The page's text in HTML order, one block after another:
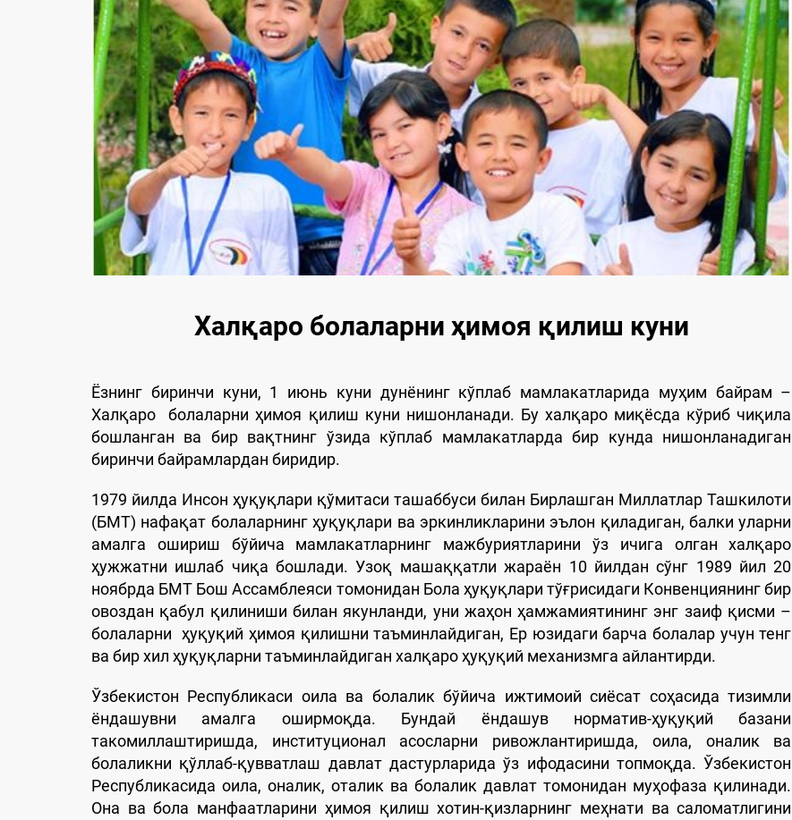
Халқаро болаларни ҳимоя қилиш куни
Ёзнинг биринчи куни, 1 июнь куни дунёнинг кўплаб мамлакатларида муҳим байрам –
Халқаро болаларни ҳимоя қилиш куни нишонланади. Бу халқаро миқёсда кўриб чиқила
бошланган ва бир вақтнинг ўзида кўплаб мамлакатларда бир кунда нишонланадиган
биринчи байрамлардан биридир.
1979 йилда Инсон ҳуқуқлари қўмитаси ташаббуси билан Бирлашган Миллатлар Ташкилоти
(БМТ) нафақат болаларнинг ҳуқуқлари ва эркинликларини эълон қиладиган, балки уларни
амалга ошириш бўйича мамлакатларнинг мажбуриятларини ўз ичига олган халқаро
ҳужжатни ишлаб чиқа бошлади. Узоқ машаққатли жараён 10 йилдан сўнг 1989 йил 20
ноябрда БМТ Бош Ассамблеяси томонидан Бола ҳуқуқлари тўғрисидаги Конвенциянинг бир
овоздан қабул қилиниши билан якунланди, уни жаҳон ҳамжамиятининг энг заиф қисми –
болаларни ҳуқуқий ҳимоя қилишни таъминлайдиган, Ер юзидаги барча болалар учун тенг
ва бир хил ҳуқуқларни таъминлайдиган халқаро ҳуқуқий механизмга айлантирди.
Ўзбекистон Республикаси оила ва болалик бўйича ижтимоий сиёсат соҳасида тизимли
ёндашувни амалга оширмоқда. Бундай ёндашув норматив-ҳуқуқий базани
такомиллаштиришда, институционал асосларни ривожлантиришда, оила, оналик ва
болаликни қўллаб-қувватлаш давлат дастурларида ўз ифодасини топмоқда. Ўзбекистон
Республикасида оила, оналик, оталик ва болалик давлат томонидан муҳофаза қилинади.
Она ва бола манфаатларини ҳимоя қилиш хотин-қизларнинг меҳнати ва саломатлигини